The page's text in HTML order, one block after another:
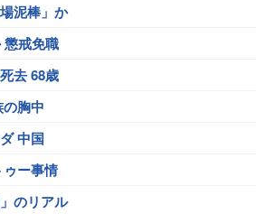
泥棒」か
懲戒免職
去 68歳
胸中
中国
ー事情
のリアル